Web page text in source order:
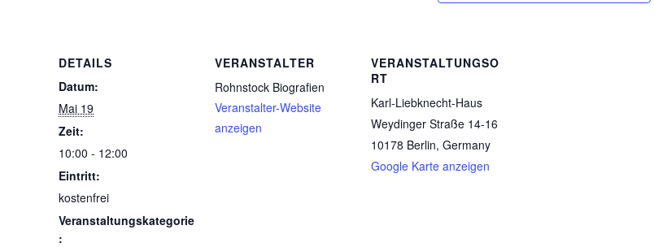
DETAILS
Datum:
Mai 19
Zeit:
10:00 - 12:00
Eintritt:
kostenfrei
Veranstaltungskategorie
:
VERANSTALTER
Rohnstock Biografien
Veranstalter-Website
anzeigen
VERANSTALTUNGSO
RT
Karl-Liebknecht-Haus
Weydinger Straße 14-16
10178 Berlin, Germany
Google Karte anzeigen